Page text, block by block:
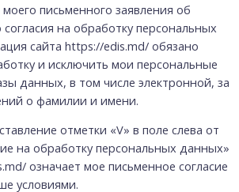
письменного заявления об
на обработку персональных
сайта https://edis.md/ обязано
и исключить мои персональные
данных, в том числе электронной, за
о фамилии и имени.
отметки «V» в поле слева от
на обработку персональных данных»
означает мое письменное согласие
условиями.